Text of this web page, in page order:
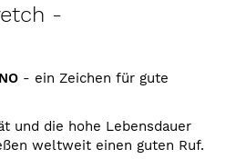
-
- ein Zeichen für gute
und die hohe Lebensdauer
weltweit einen guten Ruf.